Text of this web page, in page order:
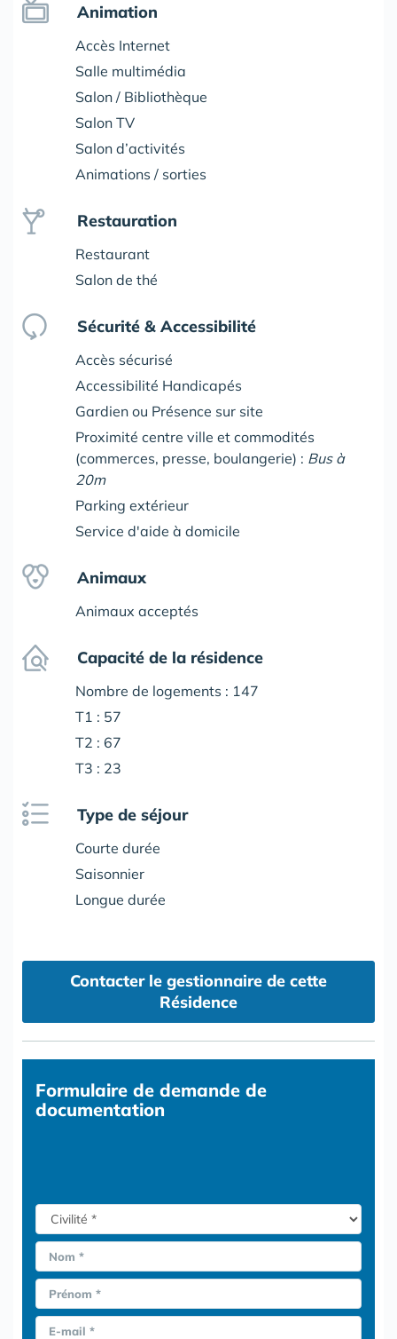
Animation
Accès Internet
Salle multimédia
Salon / Bibliothèque
Salon TV
Salon d’activités
Animations / sorties
Restauration
Restaurant
Salon de thé
Sécurité & Accessibilité
Accès sécurisé
Accessibilité Handicapés
Gardien ou Présence sur site
Proximité centre ville et commodités
(commerces, presse, boulangerie) : Bus à
20m
Parking extérieur
Service d'aide à domicile
Animaux
Animaux acceptés
Capacité de la résidence
Nombre de logements : 147
T1 : 57
T2 : 67
T3 : 23
Type de séjour
Courte durée
Saisonnier
Longue durée
Contacter le gestionnaire de cette
Résidence
Formulaire de demande de
documentation
Nom *
Prénom *
E-mail *